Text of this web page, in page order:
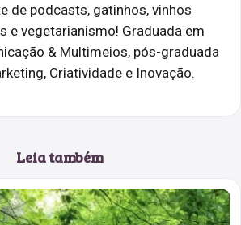
de podcasts, gatinhos, vinhos
e vegetarianismo! Graduada em
& Multimeios, pós-graduada
Criatividade e Inovação.
Leia também